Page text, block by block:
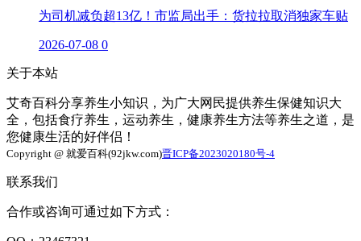
为司机减负超13亿！市监局出手：货拉拉取消独家车贴
2026-07-08 0
关于本站
艾奇百科分享养生小知识，为广大网民提供养生保健知识大
全，包括食疗养生，运动养生，健康养生方法等养生之道，是
您健康生活的好伴侣！
Copyright @ 就爱百科(92jkw.com)晋ICP备2023020180号-4
联系我们
合作或咨询可通过如下方式：